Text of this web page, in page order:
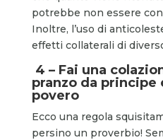
potrebbe non essere
Inoltre, l’uso di
effetti collaterali di
4 – Fai una
pranzo da principe
povero
Ecco una regola
persino un proverbio!